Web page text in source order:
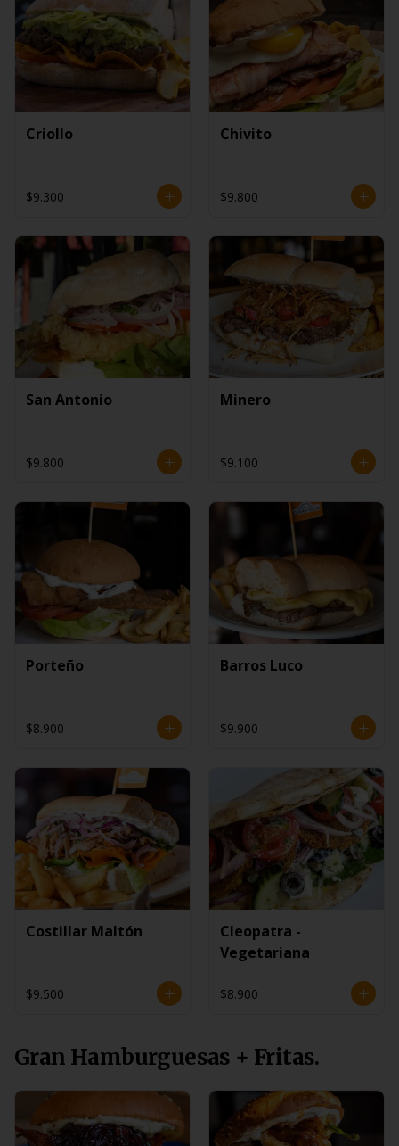
Criollo
$9.300
Chivito
$9.800
San Antonio
$9.800
Minero
$9.100
Porteño
$8.900
Barros Luco
$9.900
Costillar Maltón
$9.500
Cleopatra -
Vegetariana
$8.900
Gran Hamburguesas + Fritas.